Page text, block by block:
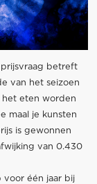
betreft
van het seizoen
eten worden
maal je kunsten
is gewonnen
van 0.430
voor één jaar bij